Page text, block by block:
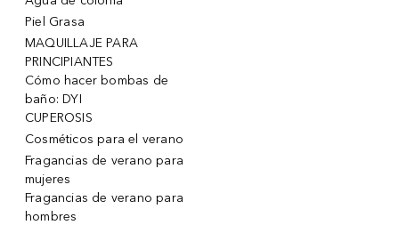
Piel Grasa
MAQUILLAJE PARA
PRINCIPIANTES
Cómo hacer bombas de
baño: DYI
CUPEROSIS
Cosméticos para el verano
Fragancias de verano para
mujeres
Fragancias de verano para
hombres